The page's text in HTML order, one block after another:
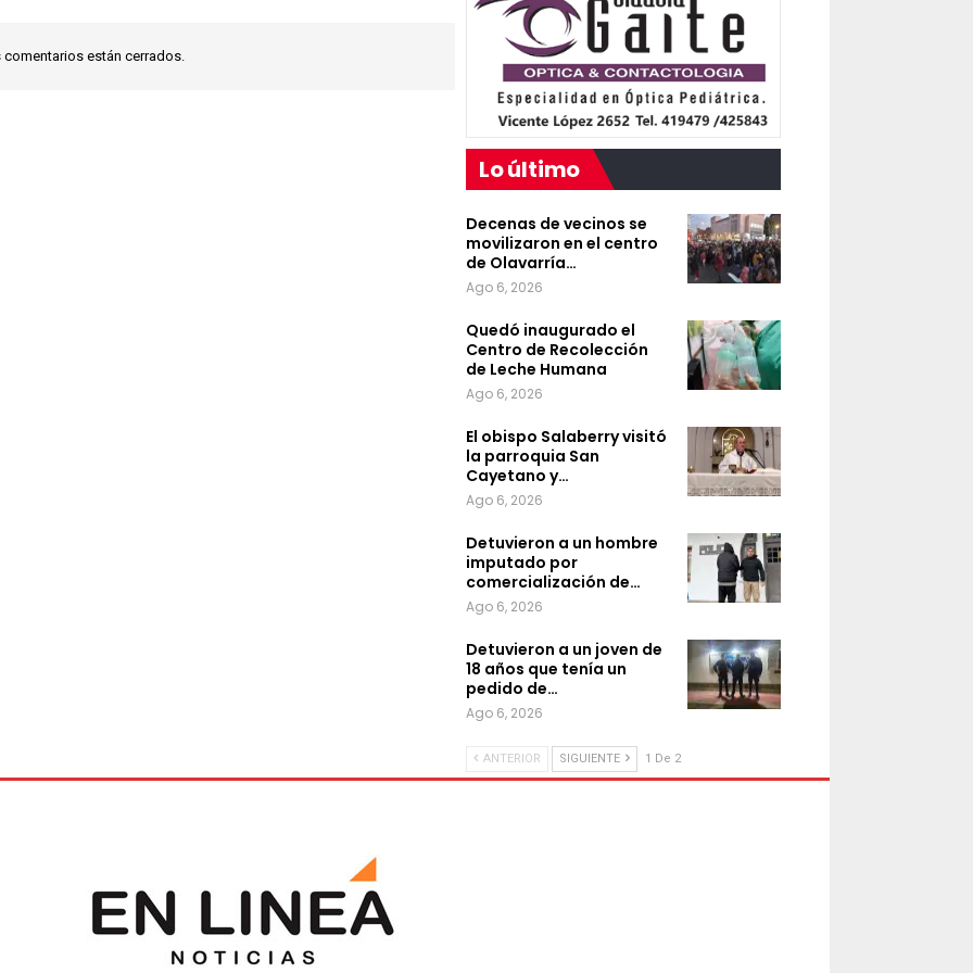
comentarios están cerrados.
Lo último
Decenas de vecinos se
movilizaron en el centro
de Olavarría…
Ago 6, 2026
Quedó inaugurado el
Centro de Recolección
de Leche Humana
Ago 6, 2026
El obispo Salaberry visitó
la parroquia San
Cayetano y…
Ago 6, 2026
Detuvieron a un hombre
imputado por
comercialización de…
Ago 6, 2026
Detuvieron a un joven de
18 años que tenía un
pedido de…
Ago 6, 2026
ANTERIOR SIGUIENTE 1 De 2